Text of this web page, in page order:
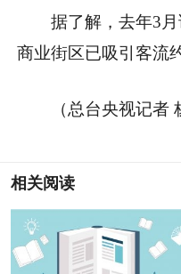
据了解，去年3
商业街区已吸引客流
（总台央视记者
相关阅读